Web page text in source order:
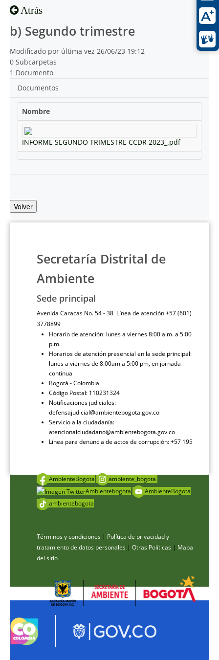
Atrás
b) Segundo trimestre
Modificado por última vez 26/06/23 19:12
0 Subcarpetas
1 Documento
Documentos
Nombre
INFORME SEGUNDO TRIMESTRE CCDR 2023_.pdf
Volver
Secretaría Distrital de
Ambiente
Sede principal
Avenida Caracas No. 54 - 38 Línea de atención +57 (601)
3778899
Horario de atención: lunes a viernes 8:00 a.m. a 5:00
p.m.
Horarios de atención presencial en la sede principal:
lunes a viernes de 8:00am a 5:00 pm, en jornada
continua
Bogotá - Colombia
Código Postal: 110231324
Notificaciones judiciales:
defensajudicial@ambientebogota.gov.co
Servicio a la ciudadanía:
atencionalciudadano@ambientebogota.gov.co
Línea para denuncia de actos de corrupción: +57 195
AmbienteBogota
ambiente_bogota
Ambientebogota
AmbienteBogota
ambientebogota
Términos y condiciones | Política de privacidad y
tratamiento de datos personales | Otras Políticas | Mapa
del sitio